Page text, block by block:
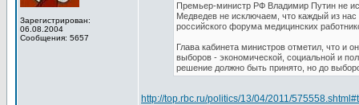
Зарегистрирован:
06.08.2004
Сообщения: 5657
Премьер-министр РФ Владимир Путин не
Медведев не исключаем, что каждый из
российского форума медицинских
Глава кабинета министров отметил, что и
выборов - экономической, социальной и
решение должно быть принято, но до
http://top.rbc.ru/politics/13/04/2011/